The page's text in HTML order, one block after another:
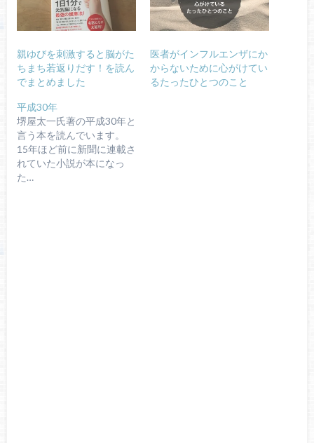
親ゆびを刺激すると脳がた
ちまち若返りだす！を読ん
でまとめました
医者がインフルエンザにか
からないために心がけてい
るたったひとつのこと
平成30年
堺屋太一氏著の平成30年と
言う本を読んでいます。
15年ほど前に新聞に連載さ
れていた小説が本になっ
た…